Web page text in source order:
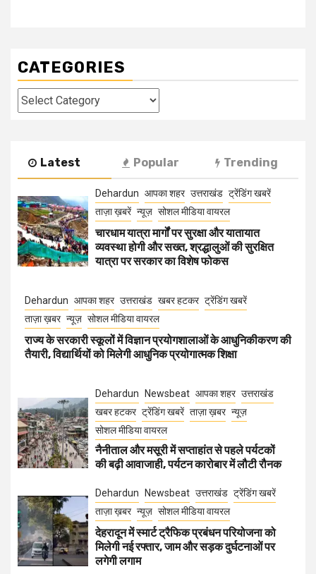
CATEGORIES
Categories
Latest Popular Trending
Dehardun आपका शहर उत्तराखंड ट्रेंडिंग खबरें
ताज़ा ख़बरें न्यूज़ सोशल मीडिया वायरल
चारधाम यात्रा मार्गों पर सुरक्षा और यातायात
व्यवस्था होगी और सख्त, श्रद्धालुओं की सुरक्षित
यात्रा पर सरकार का विशेष फोकस
Dehardun आपका शहर उत्तराखंड खबर हटकर ट्रेंडिंग खबरें
ताज़ा ख़बर न्यूज़ सोशल मीडिया वायरल
राज्य के सरकारी स्कूलों में विज्ञान प्रयोगशालाओं के आधुनिकीकरण की
तैयारी, विद्यार्थियों को मिलेगी आधुनिक प्रयोगात्मक शिक्षा
Dehardun Newsbeat आपका शहर उत्तराखंड
खबर हटकर ट्रेंडिंग खबरें ताज़ा ख़बर न्यूज़
सोशल मीडिया वायरल
नैनीताल और मसूरी में सप्ताहांत से पहले पर्यटकों
की बढ़ी आवाजाही, पर्यटन कारोबार में लौटी रौनक
Dehardun Newsbeat उत्तराखंड ट्रेंडिंग खबरें
ताज़ा ख़बर न्यूज़ सोशल मीडिया वायरल
देहरादून में स्मार्ट ट्रैफिक प्रबंधन परियोजना को
मिलेगी नई रफ्तार, जाम और सड़क दुर्घटनाओं पर
लगेगी लगाम